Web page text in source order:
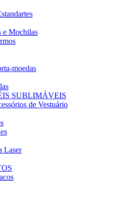
e Mochilas
moedas
SUBLIMÁVEIS
de Vestuário
Laser